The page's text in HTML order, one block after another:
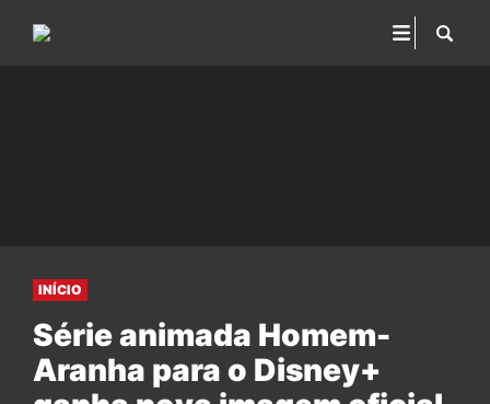
INÍCIO
Série animada Homem-
Aranha para o Disney+